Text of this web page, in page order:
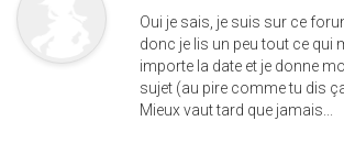
Oui je sais, je suis sur ce
donc je lis un peu tout ce qui
importe la date et je donne
sujet (au pire comme tu dis
Mieux vaut tard que jamais...